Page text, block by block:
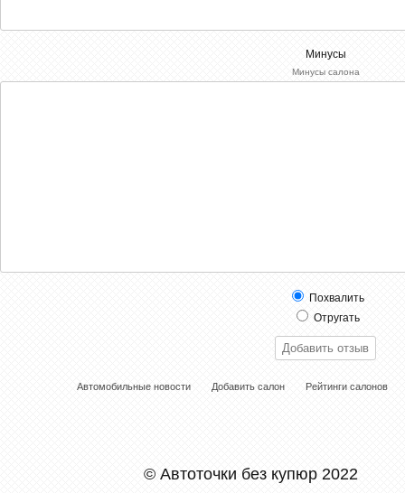
Минусы
Минусы салона
Похвалить
Отругать
Автомобильные новости Добавить салон Рейтинги салонов
© Автоточки без купюр 2022